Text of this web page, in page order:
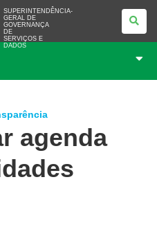
SUPERINTENDÊNCIA-
GERAL DE
GOVERNANÇA
DE
SERVIÇOS E
DADOS
agenda